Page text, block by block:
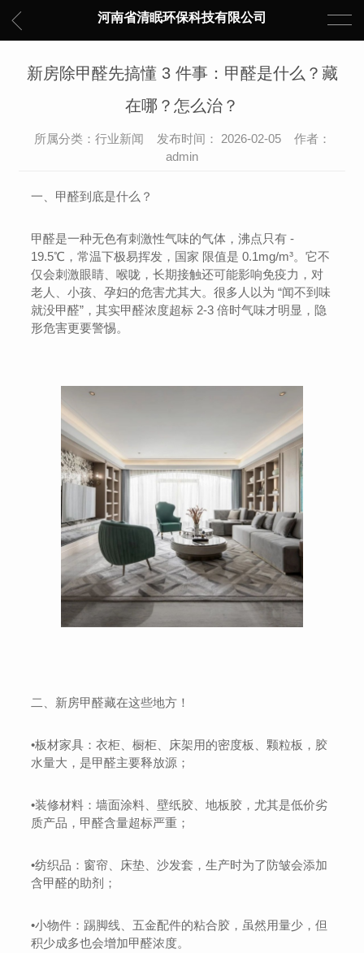
河南省清眠环保科技有限公司
新房除甲醛先搞懂 3 件事：甲醛是什么？藏
在哪？怎么治？
所属分类：行业新闻 发布时间： 2026-02-05 作者：
admin
一、甲醛到底是什么？
甲醛是一种无色有刺激性气味的气体，沸点只有 -
19.5℃，常温下极易挥发，国家 限值是 0.1mg/m³。它不
仅会刺激眼睛、喉咙，长期接触还可能影响免疫力，对
老人、小孩、孕妇的危害尤其大。很多人以为 “闻不到味
就没甲醛”，其实甲醛浓度超标 2-3 倍时气味才明显，隐
形危害更要警惕。
二、新房甲醛藏在这些地方！
•板材家具：衣柜、橱柜、床架用的密度板、颗粒板，胶
水量大，是甲醛主要释放源；
•装修材料：墙面涂料、壁纸胶、地板胶，尤其是低价劣
质产品，甲醛含量超标严重；
•纺织品：窗帘、床垫、沙发套，生产时为了防皱会添加
含甲醛的助剂；
•小物件：踢脚线、五金配件的粘合胶，虽然用量少，但
积少成多也会增加甲醛浓度。